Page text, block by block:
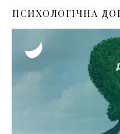
ПСИХОЛОГІЧНА